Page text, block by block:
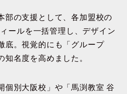
部の支援として、各加盟校の
ールを一括管理し、デザイン
底。視覚的にも「グループ
名度を高めました。
個別大阪校」や「馬渕教室 谷